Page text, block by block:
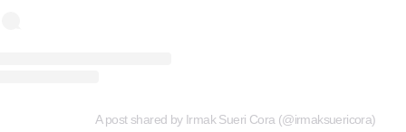
A post shared by Irmak Sueri Cora (@irmaksuericora)